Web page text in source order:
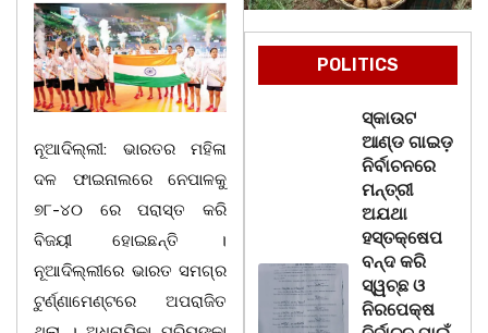
ନୂଆଦିଲ୍ଲୀ: ଭାରତର ମହିଳା
ଦଳ ଫାଇନାଲରେ ନେପାଳକୁ
୭୮-୪୦ ରେ ପରାସ୍ତ କରି
ବିଜୟୀ ହୋଇଛନ୍ତି ।
ନୂଆଦିଲ୍ଲୀରେ ଭାରତ ସମଗ୍ର
ଟୁର୍ଣ୍ଣାମେଣ୍ଟରେ ଅପରାଜିତ
POLITICS
ସ୍କାଉଟ
ଆଣ୍ଡ ଗାଇଡ଼
ନିର୍ବାଚନରେ
ମନ୍ତ୍ରୀ
ଅଯଥା
ହସ୍ତକ୍ଷେପ
ବନ୍ଦ କରି
ସ୍ୱଚ୍ଛ ଓ
ନିରପେକ୍ଷ